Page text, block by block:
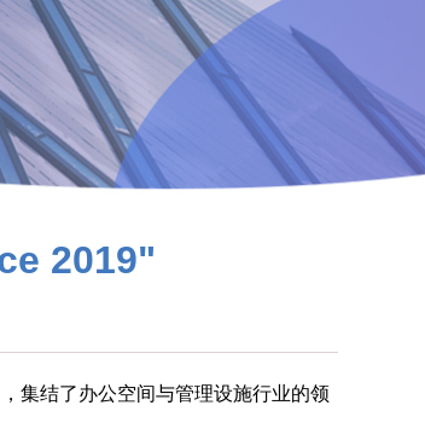
2019"
集结了办公空间与管理设施行业的领